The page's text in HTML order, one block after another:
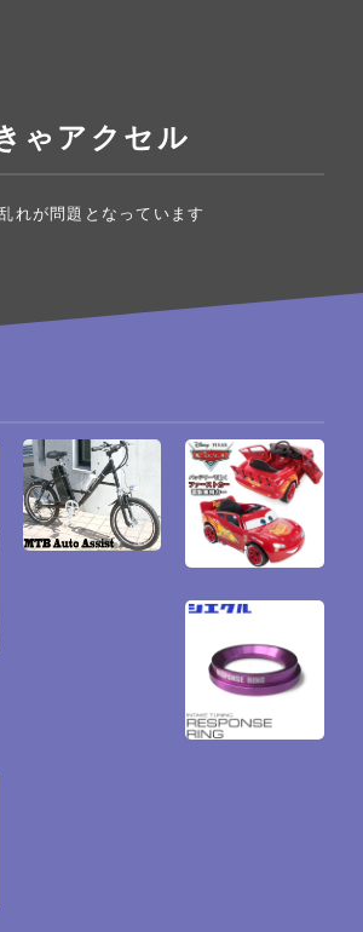
ゃアクセル
れが問題となっています